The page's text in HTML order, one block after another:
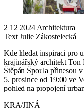
2 12 2024 Architektura
Text Julie Zákostelecká
Kde hledat inspiraci pro
krajinářský architekt Ton
Štěpán Špoula přinesou
5. prosince od 19:00 ve
pohled na propojení
KRA/JINÁ